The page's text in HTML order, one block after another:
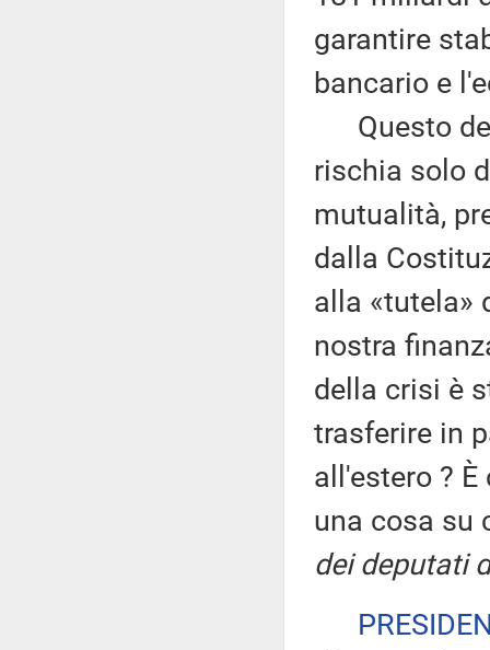
garantire
bancario e
Questo
rischia solo
mutualità,
dalla
alla «tutela»
nostra
della crisi è
trasferire in
all'estero ?
una cosa su
dei deputati